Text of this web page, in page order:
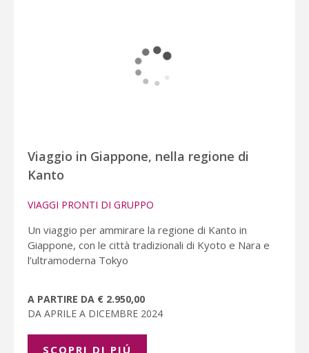
Viaggio in Giappone, nella regione di
Kanto
VIAGGI PRONTI DI GRUPPO
Un viaggio per ammirare la regione di Kanto in
Giappone, con le città tradizionali di Kyoto e Nara e
l’ultramoderna Tokyo
A PARTIRE DA € 2.950,00
DA APRILE A DICEMBRE 2024
SCOPRI DI PIÚ